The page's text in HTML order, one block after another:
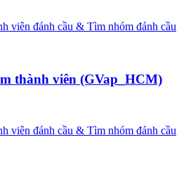
viên đánh cầu & Tìm nhóm đánh cầu
thành viên (GVap_HCM)
viên đánh cầu & Tìm nhóm đánh cầu